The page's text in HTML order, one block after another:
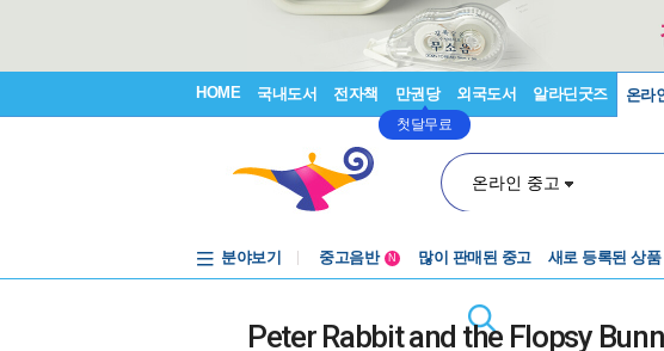
HOME 국내도서 전자책 만권당
첫달무료
외국도서 알라딘굿즈 온라
온라인 중고
분야보기
중고음반
N 많이 판매된 중고 새로 등록된 상품
Peter Rabbit and the Flopsy